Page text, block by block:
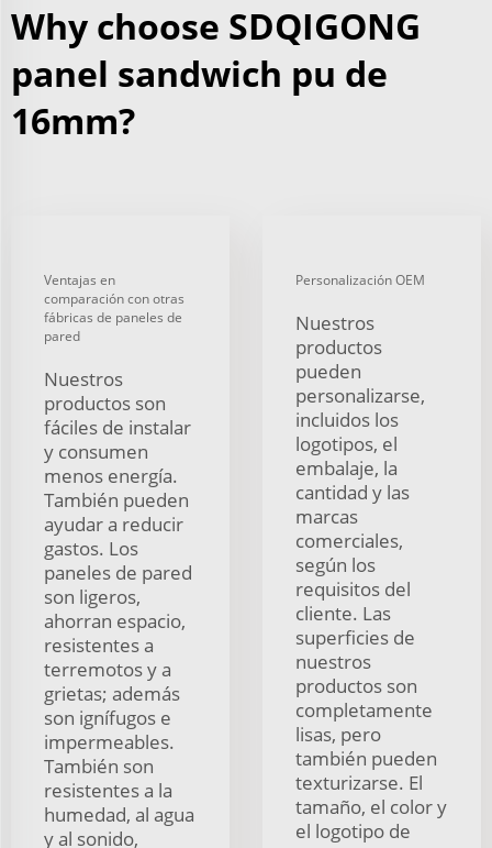
Why choose SDQIGONG
panel sandwich pu de
16mm?
Ventajas en
comparación con otras
fábricas de paneles de
pared
Nuestros
productos son
fáciles de instalar
y consumen
menos energía.
También pueden
ayudar a reducir
gastos. Los
paneles de pared
son ligeros,
ahorran espacio,
resistentes a
terremotos y a
grietas; además
son ignífugos e
impermeables.
También son
resistentes a la
humedad, al agua
y al sonido,
Personalización OEM
Nuestros
productos
pueden
personalizarse,
incluidos los
logotipos, el
embalaje, la
cantidad y las
marcas
comerciales,
según los
requisitos del
cliente. Las
superficies de
nuestros
productos son
completamente
lisas, pero
también pueden
texturizarse. El
tamaño, el color y
el logotipo de